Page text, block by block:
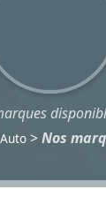
> Nos